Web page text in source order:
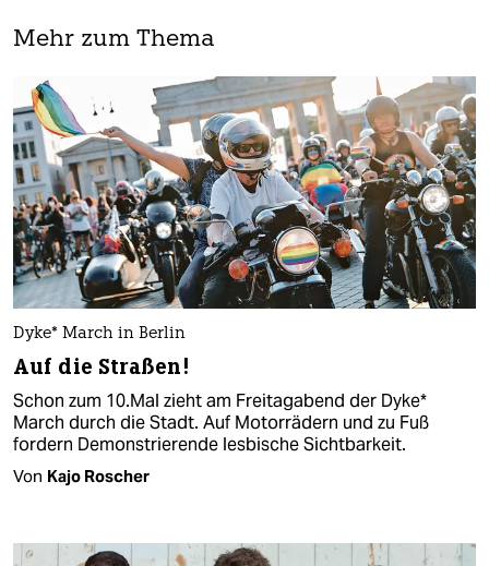
Mehr zum Thema
Dy­ke*­ M­arch in Berlin
Auf die Straßen!
Schon zum 10.Mal zieht am Freitagabend der Dyke*
March durch die Stadt. Auf Motorrädern und zu Fuß
fordern Demonstrierende lesbische Sichtbarkeit.
Von Kajo Roscher